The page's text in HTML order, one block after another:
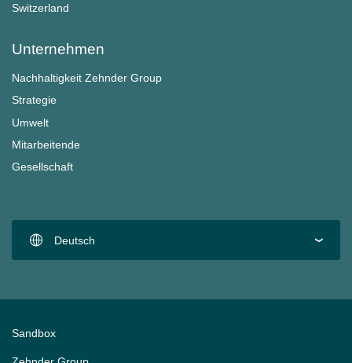
Switzerland
Unternehmen
Nachhaltigkeit Zehnder Group
Strategie
Umwelt
Mitarbeitende
Gesellschaft
Deutsch
Sandbox